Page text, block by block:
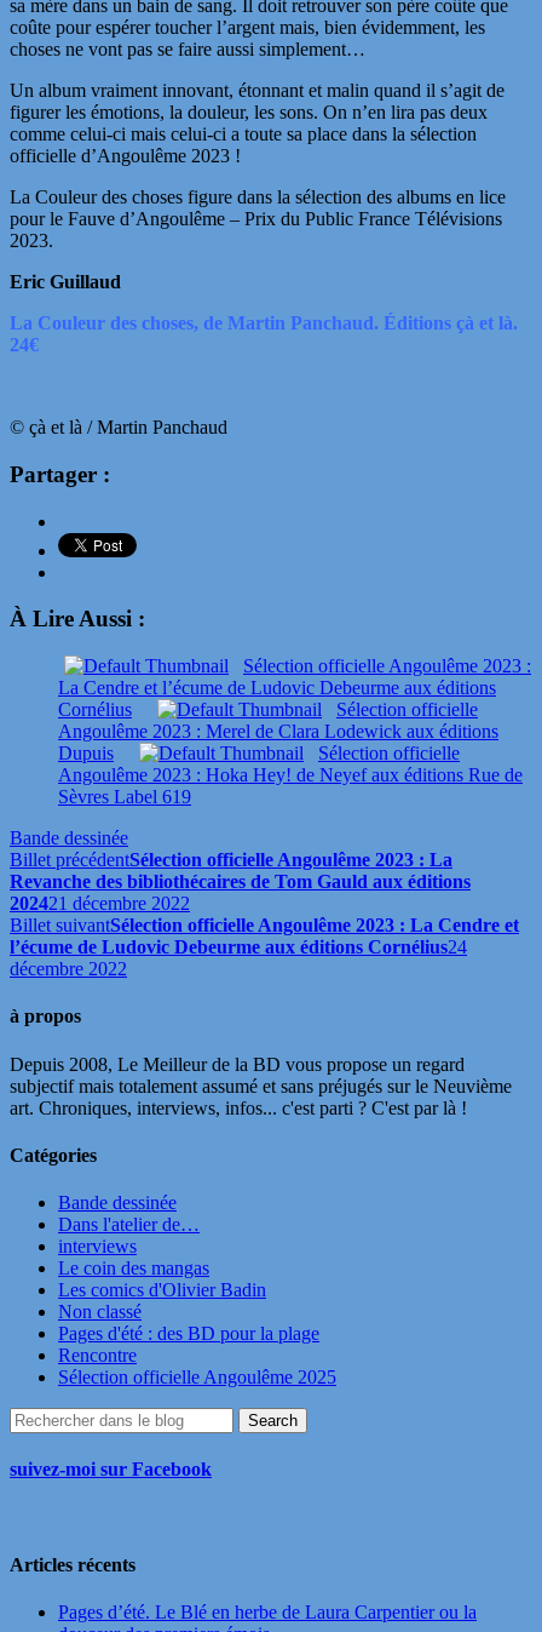
sa mère dans un bain de sang. Il doit retrouver son père coûte que
coûte pour espérer toucher l’argent mais, bien évidemment, les
choses ne vont pas se faire aussi simplement…
Un album vraiment innovant, étonnant et malin quand il s’agit de
figurer les émotions, la douleur, les sons. On n’en lira pas deux
comme celui-ci mais celui-ci a toute sa place dans la sélection
officielle d’Angoulême 2023 !
La Couleur des choses figure dans la sélection des albums en lice
pour le Fauve d’Angoulême – Prix du Public France Télévisions
2023.
Eric Guillaud
La Couleur des choses, de Martin Panchaud. Éditions çà et là.
24€
© çà et là / Martin Panchaud
Partager :
À Lire Aussi :
Sélection officielle Angoulême 2023 :
La Cendre et l’écume de Ludovic Debeurme aux éditions
Cornélius
Sélection officielle
Angoulême 2023 : Merel de Clara Lodewick aux éditions
Dupuis
Sélection officielle
Angoulême 2023 : Hoka Hey! de Neyef aux éditions Rue de
Sèvres Label 619
Bande dessinée
Billet précédentSélection officielle Angoulême 2023 : La
Revanche des bibliothécaires de Tom Gauld aux éditions
202421 décembre 2022
Billet suivantSélection officielle Angoulême 2023 : La Cendre et
l’écume de Ludovic Debeurme aux éditions Cornélius24
décembre 2022
à propos
Depuis 2008, Le Meilleur de la BD vous propose un regard
subjectif mais totalement assumé et sans préjugés sur le Neuvième
art. Chroniques, interviews, infos... c'est parti ? C'est par là !
Catégories
Bande dessinée
Dans l'atelier de…
interviews
Le coin des mangas
Les comics d'Olivier Badin
Non classé
Pages d'été : des BD pour la plage
Rencontre
Sélection officielle Angoulême 2025
suivez-moi sur Facebook
Articles récents
Pages d’été. Le Blé en herbe de Laura Carpentier ou la